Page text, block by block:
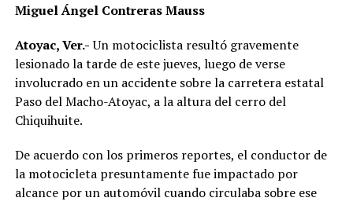
Miguel Ángel Contreras Mauss
Atoyac, Ver.-Un motociclista resultó gravemente
lesionado la tarde de este jueves, luego de verse
involucrado en un accidente sobre la carretera estatal
Paso del Macho-Atoyac, a la altura del cerro del
Chiquihuite.
De acuerdo con los primeros reportes, el conductor de
la motocicleta presuntamente fue impactado por
alcance por un automóvil cuando circulaba sobre ese